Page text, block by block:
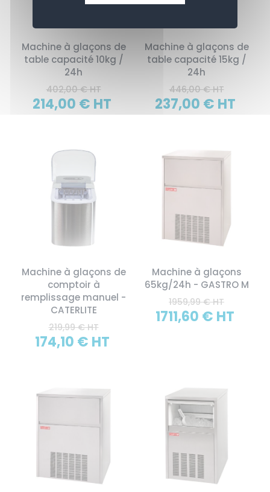
Machine à glaçons de
table capacité 10kg /
24h
402,00 € HT
214,00 € HT
Machine à glaçons de
table capacité 15kg /
24h
446,00 € HT
237,00 € HT
Machine à glaçons de
comptoir à
remplissage manuel -
CATERLITE
219,99 € HT
174,10 € HT
Machine à glaçons
65kg/24h - GASTRO M
1959,99 € HT
1711,60 € HT